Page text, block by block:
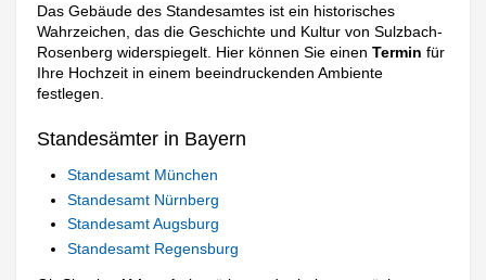
Das Gebäude des Standesamtes ist ein historisches
Wahrzeichen, das die Geschichte und Kultur von Sulzbach-
Rosenberg widerspiegelt. Hier können Sie einenTermin für
Ihre Hochzeit in einem beeindruckenden Ambiente
festlegen.
Standesämter in Bayern
Standesamt München
Standesamt Nürnberg
Standesamt Augsburg
Standesamt Regensburg